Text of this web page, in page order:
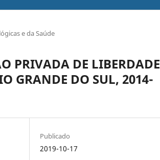
e da Saúde
PRIVADA DE LIBERDADE
GRANDE DO SUL, 2014-
Publicado
2019-10-17